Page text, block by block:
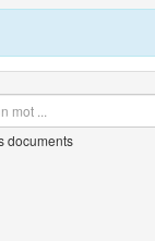
documents